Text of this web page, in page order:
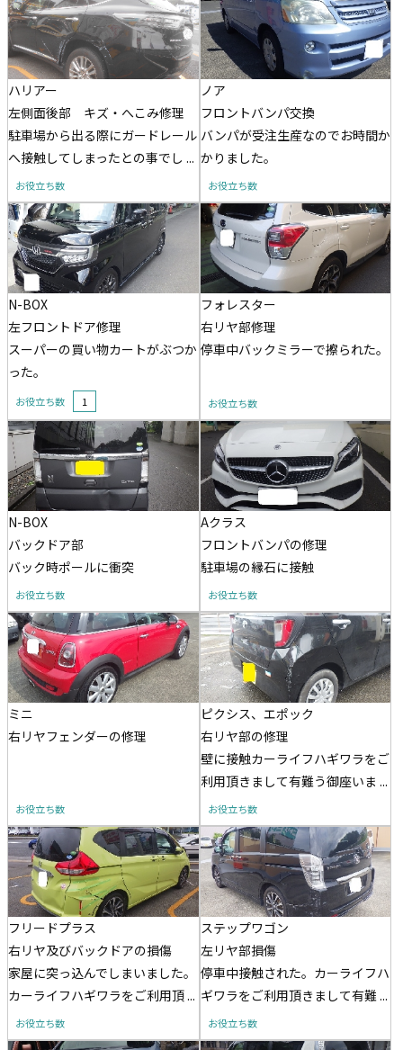
ハリアー
左側面後部 キズ・へこみ修理
駐車場から出る際にガードレール
へ接触してしまったとの事でし ...
お役立ち数
ノア
フロントバンパ交換
バンパが受注生産なのでお時間か
かりました。
お役立ち数
N-BOX
左フロントドア修理
スーパーの買い物カートがぶつか
った。
お役立ち数 1
フォレスター
右リヤ部修理
停車中バックミラーで擦られた。
お役立ち数
N-BOX
バックドア部
バック時ポールに衝突
お役立ち数
Aクラス
フロントバンパの修理
駐車場の縁石に接触
お役立ち数
ミニ
右リヤフェンダーの修理
お役立ち数
ピクシス、エポック
右リヤ部の修理
壁に接触カーライフハギワラをご
利用頂きまして有難う御座いま ...
お役立ち数
フリードプラス
右リヤ及びバックドアの損傷
家屋に突っ込んでしまいました。
カーライフハギワラをご利用頂 ...
お役立ち数
ステップワゴン
左リヤ部損傷
停車中接触された。カーライフハ
ギワラをご利用頂きまして有難 ...
お役立ち数